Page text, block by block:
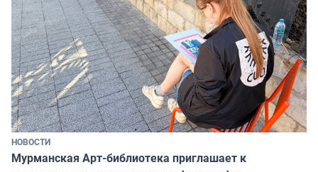
НОВОСТИ
Мурманская Арт-библиотека приглашает к